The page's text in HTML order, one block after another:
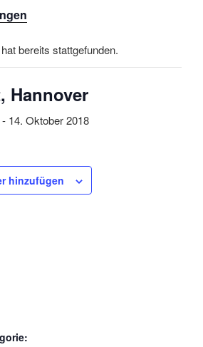
bereits stattgefunden.
Hannover
- 14. Oktober 2018
hinzufügen